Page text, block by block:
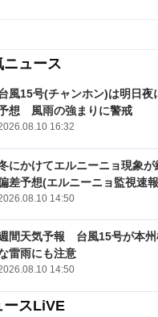
ュース
風15号(チャンホン)は明日夜
想 風雨の強まりに警戒
16:32
にかけてエルニーニョ現象
差予想(エルニーニョ監視速
14:50
間天気予報 台風15号が本
雷雨にも注意
14:50
ースLiVE